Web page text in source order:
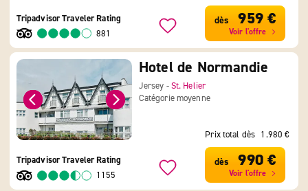
Tripadvisor Traveler Rating
881
dès 959 €
Voir l'offre
Hotel de Normandie
Jersey -St. Helier
Catégorie moyenne
Tripadvisor Traveler Rating
1155
Prix total dès 1.980 €
dès 990 €
Voir l'offre